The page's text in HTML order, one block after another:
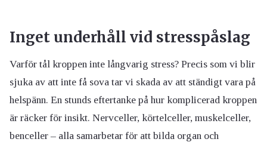
Inget underhåll vid stresspåslag
Varför tål kroppen inte långvarig stress? Precis som vi blir
sjuka av att inte få sova tar vi skada av att ständigt vara på
helspänn. En stunds eftertanke på hur komplicerad kroppen
är räcker för insikt. Nervceller, körtelceller, muskelceller,
benceller – alla samarbetar för att bilda organ och